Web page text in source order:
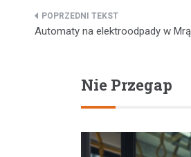
Nawigacja
Automaty na elektroodpady w
Nie Przegap